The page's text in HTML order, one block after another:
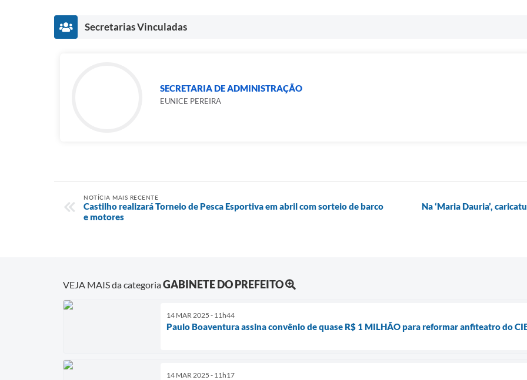
Secretarias Vinculadas
SECRETARIA DE ADMINISTRAÇÃO
EUNICE PEREIRA
NOTÍCIA MAIS RECENTE
Castilho realizará Torneio de Pesca Esportiva em abril com sorteio de barco
e motores
Na ‘Maria Dauria’,
VEJA MAIS da categoriaGABINETE DO PREFEITO
14 MAR 2025 - 11h44
Paulo Boaventura assina convênio de quase R$ 1 MILHÃO para reformar anfiteatro do
14 MAR 2025 - 11h17